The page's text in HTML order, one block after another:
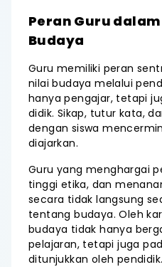
Peran Guru
Budaya
Guru memiliki peran
nilai budaya melalui
hanya pengajar, tetapi
didik. Sikap, tutur kata,
dengan siswa
diajarkan.
Guru yang menghargai
tinggi etika, dan
secara tidak langsung
tentang budaya. Oleh
budaya tidak hanya
pelajaran, tetapi juga
ditunjukkan oleh pendidik.